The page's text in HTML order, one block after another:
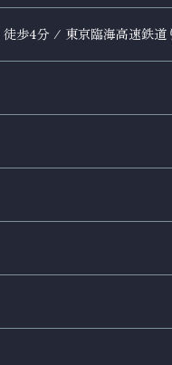
歩4分 / 東京臨海高速鉄